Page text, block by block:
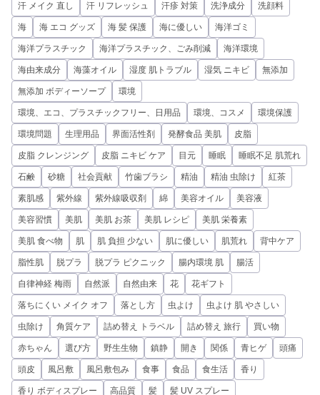
汗 メイク 直し 汗 リフレッシュ 汗疹 対策 洗浄成分 洗顔料
海 海 エコ グッズ 海 髪 保護 海に優しい 海洋ゴミ
海洋プラスチック 海洋プラスチック、ごみ削減 海洋環境
海由来成分 海藻オイル 湿度 肌トラブル 湿気 ニキビ 無添加
無添加 ボディーソープ 環境
環境、エコ、プラスチックフリー、日用品 環境、コスメ 環境保護
環境問題 生理用品 界面活性剤 発酵食品 美肌 皮脂
皮脂 クレンジング 皮脂 ニキビ ケア 目元 睡眠 睡眠不足 肌荒れ
石鹸 砂糖 社会貢献 竹歯ブラシ 精油 精油 虫除け 紅茶
素肌感 紫外線 紫外線吸収剤 綿 美容オイル 美容液
美容習慣 美肌 美肌 お茶 美肌 レシピ 美肌 栄養素
美肌 食べ物 肌 肌 負担 少ない 肌に優しい 肌荒れ 背中ケア
脂性肌 脱プラ 脱プラ ピクニック 腸内環境 肌 腸活
自律神経 梅雨 自然派 自然由来 花 花ギフト
落ちにくい メイク オフ 落とし方 虫よけ 虫よけ 肌 やさしい
虫除け 角質ケア 詰め替え トラベル 詰め替え 旅行 買い物
赤ちゃん 選び方 野生生物 鎮静 開き 関係 青ヒゲ 頭痛
頭皮 風呂敷 風呂敷包み 食事 食品 食生活 香り
香り ボディスプレー 高品質 髪 髪 UV スプレー